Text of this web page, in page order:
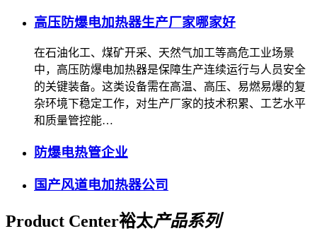
高压防爆电加热器生产厂家哪家好
在石油化工、煤矿开采、天然气加工等高危工业场景
中，高压防爆电加热器是保障生产连续运行与人员安全
的关键装备。这类设备需在高温、高压、易燃易爆的复
杂环境下稳定工作，对生产厂家的技术积累、工艺水平
和质量管控能…
防爆电热管企业
国产风道电加热器公司
Product Center裕太产品系列